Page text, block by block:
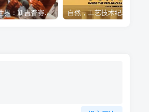
艺术纪录片《世界：新吉普赛之王 This World: The New Gypsy Kings》下载